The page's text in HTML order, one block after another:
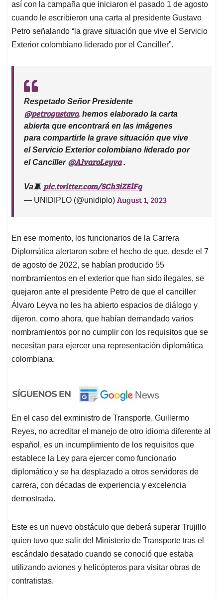
así con la campaña que iniciaron el pasado 1 de agosto
cuando le escribieron una carta al presidente Gustavo
Petro señalando “la grave situación que vive el Servicio
Exterior colombiano liderado por el Canciller”.
Respetado Señor Presidente
@petrogustavo, hemos elaborado la carta
abierta que encontrará en las imágenes
para compartirle la grave situación que vive
el Servicio Exterior colombiano liderado por
el Canciller @AlvaroLeyva.
Va🧵 pic.twitter.com/SCh3iZElFq
— UNIDIPLO (@unidiplo) August 1, 2023
En ese momento, los funcionarios de la Carrera
Diplomática alertaron sobre el hecho de que, desde el 7
de agosto de 2022, se habían producido 55
nombramientos en el exterior que han sido ilegales, se
quejaron ante el presidente Petro de que el canciller
Álvaro Leyva no les ha abierto espacios de diálogo y
dijeron, como ahora, que habían demandado varios
nombramientos por no cumplir con los requisitos que se
necesitan para ejercer una representación diplomática
colombiana.
En el caso del exministro de Transporte, Guillermo
Reyes, no acreditar el manejo de otro idioma diferente al
español, es un incumplimiento de los requisitos que
establece la Ley para ejercer como funcionario
diplomático y se ha desplazado a otros servidores de
carrera, con décadas de experiencia y excelencia
demostrada.
Este es un nuevo obstáculo que deberá superar Trujillo
quien tuvo que salir del Ministerio de Transporte tras el
escándalo desatado cuando se conoció que estaba
utilizando aviones y helicópteros para visitar obras de
contratistas.